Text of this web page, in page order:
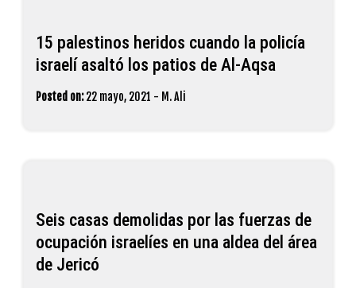
15 palestinos heridos cuando la policía
israelí asaltó los patios de Al-Aqsa
Posted on: 22 mayo, 2021 - M. Ali
Seis casas demolidas por las fuerzas de
ocupación israelíes en una aldea del área
de Jericó